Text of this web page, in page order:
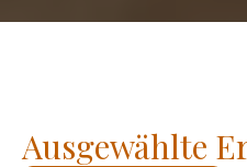
Ausgewählte